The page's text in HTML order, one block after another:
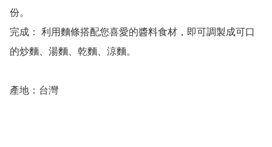
份。
完成： 利用麵條搭配您喜愛的醬料食材，即可調製成可口
的炒麵、湯麵、乾麵、涼麵。
產地：台灣